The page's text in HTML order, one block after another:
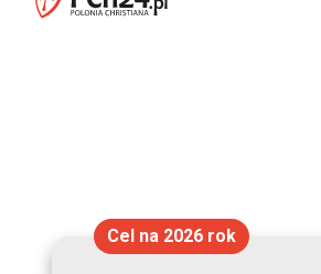
Cel na 2026 rok